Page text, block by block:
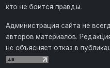
кто не боится правды.
Администрация сайта не
авторов материалов.
не объясняет отказ в